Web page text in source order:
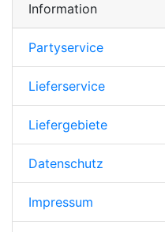
Information
Partyservice
Lieferservice
Liefergebiete
Datenschutz
Impressum